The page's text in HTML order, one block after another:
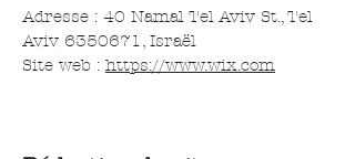
Adresse : 40 Namal Tel Aviv St., Tel
Aviv 6350671, Israël
Site web : https://www.wix.com